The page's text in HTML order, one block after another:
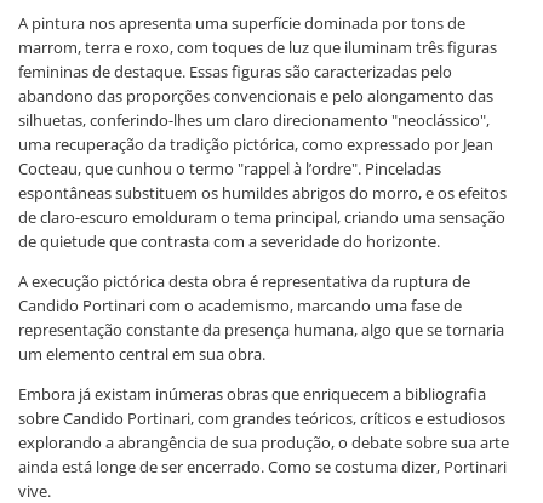
A pintura nos apresenta uma superfície dominada por tons de
marrom, terra e roxo, com toques de luz que iluminam três figuras
femininas de destaque. Essas figuras são caracterizadas pelo
abandono das proporções convencionais e pelo alongamento das
silhuetas, conferindo-lhes um claro direcionamento "neoclássico",
uma recuperação da tradição pictórica, como expressado por Jean
Cocteau, que cunhou o termo "rappel à l’ordre". Pinceladas
espontâneas substituem os humildes abrigos do morro, e os efeitos
de claro-escuro emolduram o tema principal, criando uma sensação
de quietude que contrasta com a severidade do horizonte.
A execução pictórica desta obra é representativa da ruptura de
Candido Portinari com o academismo, marcando uma fase de
representação constante da presença humana, algo que se tornaria
um elemento central em sua obra.
Embora já existam inúmeras obras que enriquecem a bibliografia
sobre Candido Portinari, com grandes teóricos, críticos e estudiosos
explorando a abrangência de sua produção, o debate sobre sua arte
ainda está longe de ser encerrado. Como se costuma dizer, Portinari
vive.